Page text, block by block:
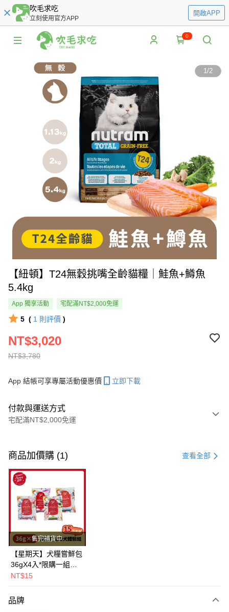
吹毛求吃
立刻使用官方APP
開啟APP
0
1/2
【紐頓】T24無穀挑嘴全齡貓糧｜鮭魚+鱒魚
5.4kg
App 獨享活動 宅配滿NT$2,000免運
5 ( 1 則評價 )
NT$3,780
NT$3,020
App 結帳可享專屬活動優惠價 立即下載
付款與運送方式
宅配滿NT$2,000免運
信用卡一次付款
LINE Pay
Apple Pay
街口支付
悠遊付
Google Pay
全盈+PAY
相關說明
商品加價購 (1) 查看全部
售完補貨中
【星期天】犬糧嘗鮮包
36gX4入*限購一組｜
鱈+鮭+牛+羊（效期
NT$15
品牌